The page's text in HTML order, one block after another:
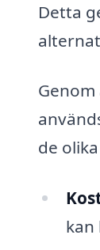
Detta
de
kan